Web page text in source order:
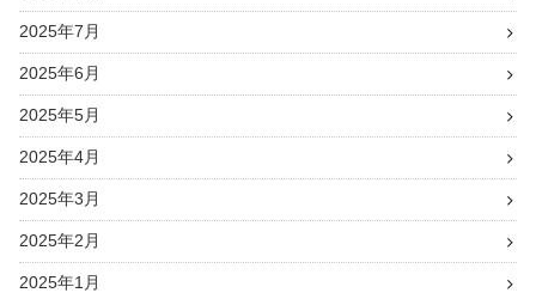
2025年7月
2025年6月
2025年5月
2025年4月
2025年3月
2025年2月
2025年1月